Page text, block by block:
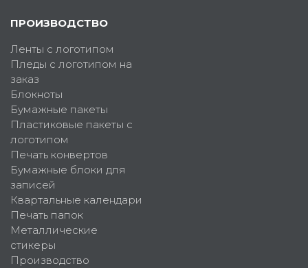
ПРОИЗВОДСТВО
Ленты с логотипом
Пледы с логотипом на
заказ
Блокноты
Бумажные пакеты
Пластиковые пакеты с
логотипом
Печать конвертов
Бумажные блоки для
записей
Квартальные календари
Печать папок
Металлические
стикеры
Производство